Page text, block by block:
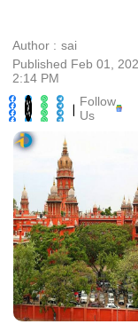
Author : sai
Published Feb 01,
2:14 PM
| Follow
Us